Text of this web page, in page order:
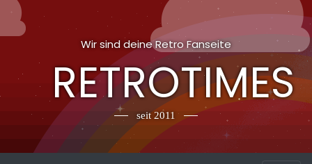
Wir sind deine Retro Fanseite
RETROTIMES
seit 2011